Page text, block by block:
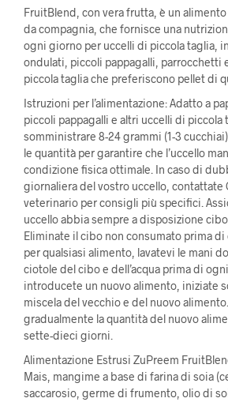
FruitBlend, con vera frutta, è un
da compagnia, che fornisce una
ogni giorno per uccelli di piccola taglia,
ondulati, piccoli pappagalli, parrocchetti
piccola taglia che preferiscono pellet di
Istruzioni per l’alimentazione: Adatto a
piccoli pappagalli e altri uccelli di piccola
somministrare 8-24 grammi (1-3
le quantità per garantire che l’uccello
condizione fisica ottimale. In caso di
giornaliera del vostro uccello, contattate
veterinario per consigli più specifici.
uccello abbia sempre a disposizione
Eliminate il cibo non consumato prima di
per qualsiasi alimento, lavatevi le mani
ciotole del cibo e dell’acqua prima di
introducete un nuovo alimento, iniziate
miscela del vecchio e del nuovo
gradualmente la quantità del nuovo
sette-dieci giorni.
Alimentazione Estrusi ZuPreem
Mais, mangime a base di farina di soia
saccarosio, germe di frumento, olio di